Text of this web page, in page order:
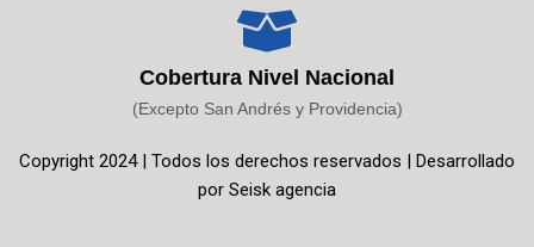
o
o
-
t
a
g
r
m
b
e
k
Cobertura Nivel Nacional
(Excepto San Andrés y Providencia)
Copyright 2024 | Todos los derechos reservados | Desarrollado
por Seisk agencia